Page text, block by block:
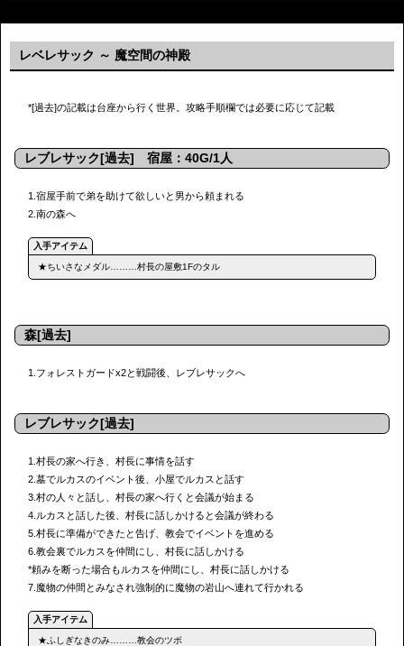
レベレサック ～ 魔空間の神殿
*[過去]の記載は台座から行く世界。攻略手順欄では必要に応じて記載
レブレサック[過去] 宿屋：40G/1人
1.宿屋手前で弟を助けて欲しいと男から頼まれる
2.南の森へ
★ちいさなメダル………村長の屋敷1Fのタル
森[過去]
1.フォレストガードx2と戦闘後、レブレサックへ
レブレサック[過去]
1.村長の家へ行き、村長に事情を話す
2.墓でルカスのイベント後、小屋でルカスと話す
3.村の人々と話し、村長の家へ行くと会議が始まる
4.ルカスと話した後、村長に話しかけると会議が終わる
5.村長に準備ができたと告げ、教会でイベントを進める
6.教会裏でルカスを仲間にし、村長に話しかける
*頼みを断った場合もルカスを仲間にし、村長に話しかける
7.魔物の仲間とみなされ強制的に魔物の岩山へ連れて行かれる
★ふしぎなきのみ………教会のツボ